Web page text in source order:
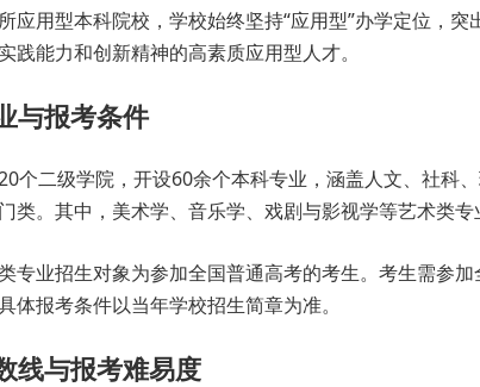
应用型本科院校，学校始终坚持“应用型”办学定位，
践能力和创新精神的高素质应用型人才。
与报考条件
个二级学院，开设60余个本科专业，涵盖人文、社科
类。其中，美术学、音乐学、戏剧与影视学等艺术类专
专业招生对象为参加全国普通高考的考生。考生需参
体报考条件以当年学校招生简章为准。
线与报考难易度